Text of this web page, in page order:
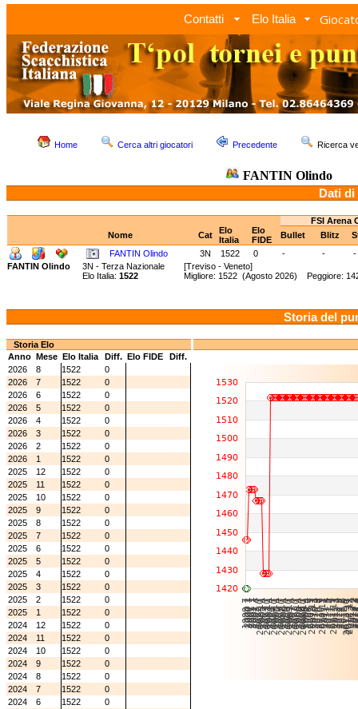
Contatti Elo Italia
Home Cerca altri giocatori Precedente Ricerca
FANTIN Olindo
Dati di
FSI Arena
Nome
Cat
Elo
Italia
Elo
FIDE
Bullet Blitz
FANTIN Olindo
3N 1522 0 - -
-
FANTIN Olindo
3N - Terza Nazionale [Treviso - Veneto]
Elo Italia: 1522 Migliore: 1522 (Agosto 2026) Peggiore:
Storia del
Storia Elo
Anno Mese Elo Italia Diff. Elo FIDE
Diff.
2026
8 1522
0
2026
7 1522
0
2026
6 1522
0
2026
5 1522
0
2026
4 1522
0
2026
3 1522
0
2026
2 1522
0
2026
1 1522
0
2025
12 1522
0
2025
11 1522
0
2025
10 1522
0
2025
9 1522
0
2025
8 1522
0
2025
7 1522
0
2025
6 1522
0
2025
5 1522
0
2025
4 1522
0
2025
3 1522
0
2025
2 1522
0
2025
1 1522
0
2024
12 1522
0
2024
11 1522
0
2024
10 1522
0
2024
9 1522
0
2024
8 1522
0
2024
7 1522
0
2024
6 1522
0